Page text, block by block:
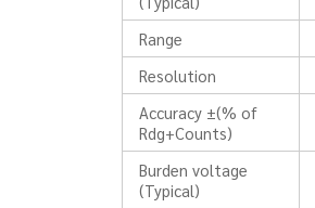
Range
Resolution
Accuracy ±(% of
Rdg+Counts)
Burden voltage
(Typical)